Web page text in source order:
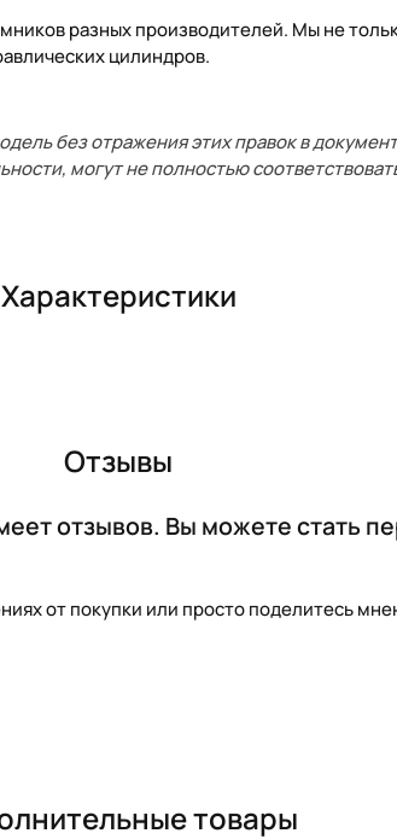
разных производителей. Мы не
цилиндров.
без отражения этих правок в
могут не полностью
Характеристики
Отзывы
отзывов. Вы можете стать
от покупки или просто поделитесь
товары